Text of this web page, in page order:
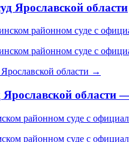
Ярославской области
области →
области